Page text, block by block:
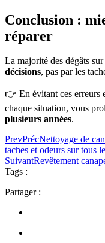
Conclusion :
réparer
La majorité des dégâts
décisions, pas par les
👉 En évitant ces erreurs
chaque situation, vous
plusieurs années.
PrevPrécNettoyage de
taches et odeurs sur tous
SuivantRevêtement
Tags :
Partager :